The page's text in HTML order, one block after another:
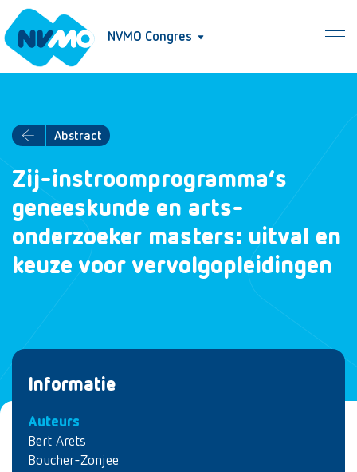
NVMO Congres
Abstract
Zij-instroomprogramma’s
geneeskunde en arts-
onderzoeker masters: uitval en
keuze voor vervolgopleidingen
Informatie
Auteurs
Bert Arets
Boucher-Zonjee